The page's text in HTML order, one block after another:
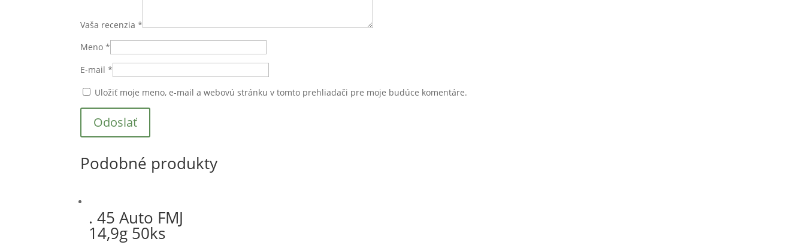
Vaša recenzia*
Meno*
E-mail*
Uložiť moje meno, e-mail a webovú stránku v tomto prehliadači pre moje budúce komentáre.
Podobné produkty
. 45 Auto FMJ
14,9g 50ks